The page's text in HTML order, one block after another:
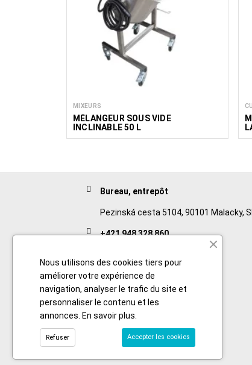
MIXEURS
MÉLANGEUR SOUS VIDE
INCLINABLE 50 L
Bureau, entrepôt
Pezinská cesta 5104, 90101 Malacky,
+421 948 328 860
+421 911 932 091
Slovak/Czech
Nous utilisons des cookies tiers pour
améliorer votre expérience de
navigation, analyser le trafic du site et
personnaliser le contenu et les
annonces. En savoir plus
Accepter les cookies
Refuser